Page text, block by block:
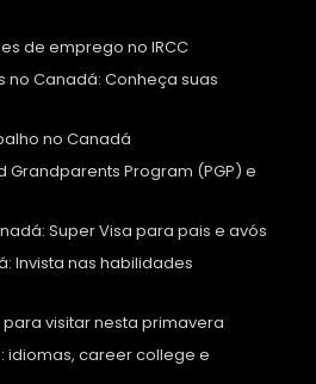
de emprego no IRCC
no Canadá: Conheça suas
no Canadá
Grandparents Program (PGP) e
Super Visa para pais e avós
Invista nas habilidades
visitar nesta primavera
idiomas, career college e